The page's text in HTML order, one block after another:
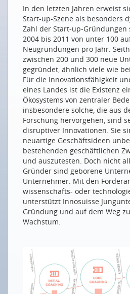
Un peu d’innovation ne suffit pas
Das sind die Schweizer
ZWEI SCHWEIZER START-UP-
Zürich, die Spin-off-Schmiede
Vaud, cœur nucléaire de
Der Kanton Waadt als
Innovation
FÖRDERINSTRUMENTE FÜR
Innosuisse: Gezielte
Labs und Kicks
UNICORNS
Wertvolle Geschöpfe
PREIS- UND HOFFNUNGSTRÄGER
Ein verlässlicher digitaler
Wie das Start-up Uhoo Cookies
Ein revolutionärer BH
VOM START-UP ZUM SCALE-UP
In den letzten Jahren erweist
Start-up-Szene als besonders
Zahl der Start-up-Gründungen
2004 bis 2011 von unter 100
Neugründungen pro Jahr.
zwischen 200 und 300 neue
gegründet, ähnlich viele wie
Für die Innovationsfähigkeit
eines Landes ist die Existenz
Ökosystems von zentraler
insbesondere solche, die aus
Forschung hervorgehen, sind
disruptiver Innovationen. Sie
neuartige Geschäftsideen
bestehenden geschäftlichen
und auszutesten. Doch nicht
Gründer sind geborene
Unternehmer. Mit den
wissenschafts- oder
unterstützt Innosuisse
Gründung und auf dem Weg
Wachstum.